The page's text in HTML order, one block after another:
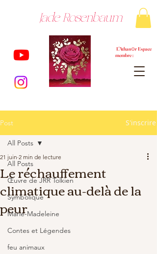
Jade Rosenbaum
L'Athan⊙r Espace
membre :
Post S'inscrire
All Posts
Œuvre de JRR Tolkien
Symbolique
Marie-Madeleine
Contes et Légendes
feu animaux
All Posts
Le réchauffement
climatique au-delà de la
peur
21 juin 2 min de lecture